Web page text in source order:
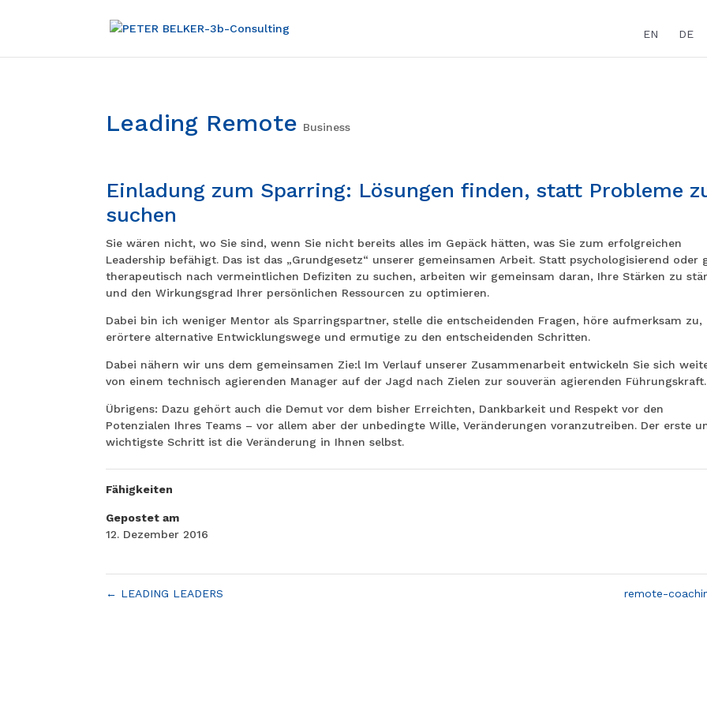
EN DE
Leading Remote Business
Einladung zum Sparring: Lösungen finden, statt Probleme
suchen
Sie wären nicht, wo Sie sind, wenn Sie nicht bereits alles im Gepäck hätten, was Sie zum erfolgreichen
Leadership befähigt. Das ist das „Grundgesetz“ unserer gemeinsamen Arbeit. Statt psychologisierend oder
therapeutisch nach vermeintlichen Defiziten zu suchen, arbeiten wir gemeinsam daran, Ihre Stärken zu
und den Wirkungsgrad Ihrer persönlichen Ressourcen zu optimieren.
Dabei bin ich weniger Mentor als Sparringspartner, stelle die entscheidenden Fragen, höre aufmerksam zu,
erörtere alternative Entwicklungswege und ermutige zu den entscheidenden Schritten.
Dabei nähern wir uns dem gemeinsamen Zie:l Im Verlauf unserer Zusammenarbeit entwickeln Sie sich
von einem technisch agierenden Manager auf der Jagd nach Zielen zur souverän agierenden Führungskraft.
Übrigens: Dazu gehört auch die Demut vor dem bisher Erreichten, Dankbarkeit und Respekt vor den
Potenzialen Ihres Teams – vor allem aber der unbedingte Wille, Veränderungen voranzutreiben. Der erste
wichtigste Schritt ist die Veränderung in Ihnen selbst.
Fähigkeiten
Gepostet am
12. Dezember 2016
← LEADING LEADERS remote-